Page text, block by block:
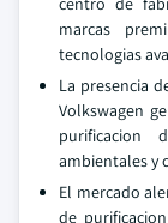
marcas
tecnologias
La presencia
Volkswagen
purificacion
ambientales y
El mercado
de